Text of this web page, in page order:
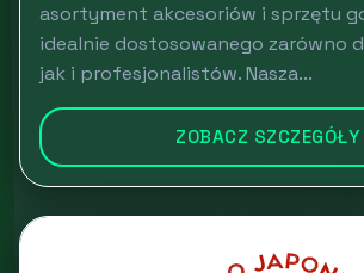
asortyment akcesoriów i sprzętu
idealnie dostosowanego zarówno
jak i profesjonalistów. Nasza...
ZOBACZ SZCZEGÓŁY